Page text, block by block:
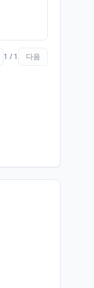
1 / 1 다음